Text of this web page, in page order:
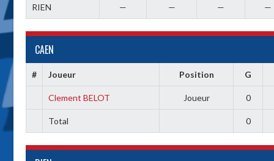
RIEN — — — —
CAEN
# Joueur Position G
Clement BELOT Joueur 0
Total 0